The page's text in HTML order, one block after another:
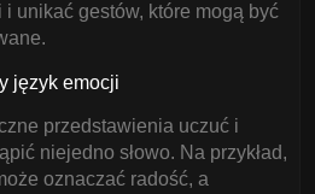
unikać gestów, które mogą być
język emocji
przedstawienia uczuć i
niejedno słowo. Na przykład,
oznaczać radość, a